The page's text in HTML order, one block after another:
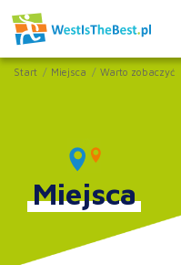
Start Miejsca Warto zobaczyć
Miejsca